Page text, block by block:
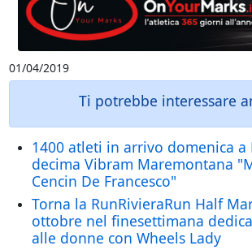
01/04/2019
Ti potrebbe interessare
1400 atleti in arrivo domenica a
decima Vibram Maremontana
Cencin De Francesco"
Torna la RunRivieraRun Half
ottobre nel finesettimana
alle donne con Wheels Lady